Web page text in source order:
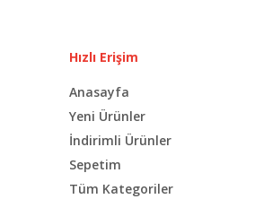
Hızlı Erişim
Anasayfa
Yeni Ürünler
İndirimli Ürünler
Sepetim
Tüm Kategoriler